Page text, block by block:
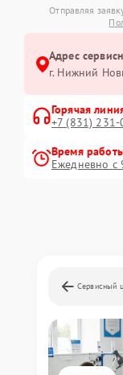
Отправляя
Адрес
г. Нижний
Горячая
+7 (831)
Время
Ежедневно с
Сервисный